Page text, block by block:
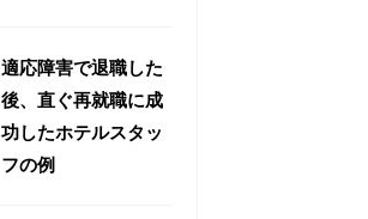
適応障害で退職した
後、直ぐ再就職に成
功したホテルスタッ
フの例